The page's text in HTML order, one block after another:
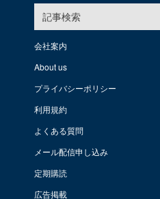
記事検索
会社案内
About us
プライバシーポリシー
利用規約
よくある質問
メール配信申し込み
定期購読
広告掲載